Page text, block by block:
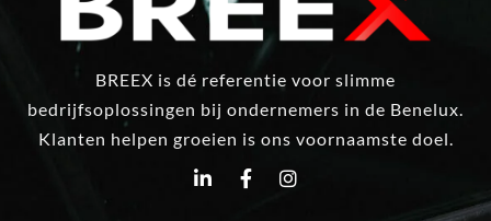
BREEX is dé referentie voor slimme
bedrijfsoplossingen bij ondernemers in de Benelux.
Klanten helpen groeien is ons voornaamste doel.